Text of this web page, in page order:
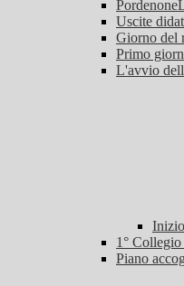
Uscite
Giorno del
Primo
L'avvio
1°
Piano